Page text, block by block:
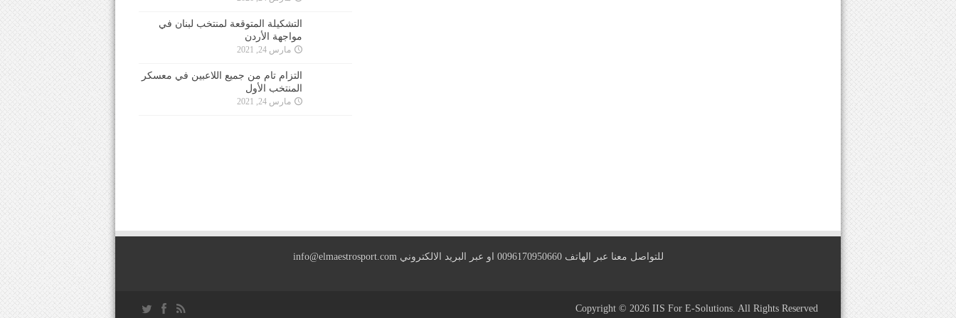
التشكيلة المتوقعة لمنتخب لبنان في
مواجهة الأردن
مارس 24, 2021
التزام تام من جميع اللاعبين في معسكر
المنتخب الأول
مارس 24, 2021
للتواصل معنا عبر الهاتف 0096170950660 او عبر البريد الالكتروني info@elmaestrosport.com
Copyright © 2026 IIS For E-Solutions. All Rights Reserved